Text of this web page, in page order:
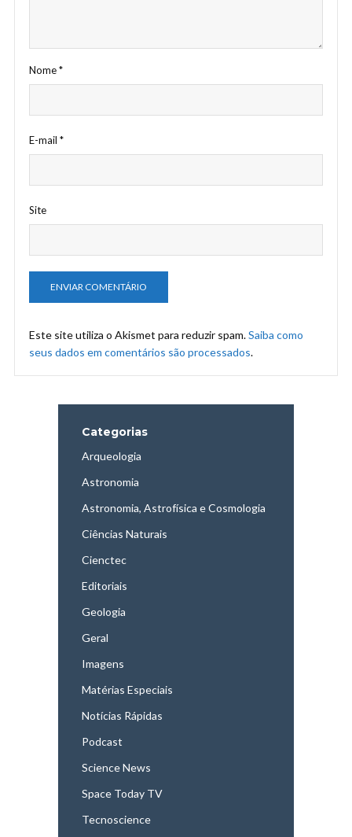
Nome*
E-mail *
Site
Este site utiliza o Akismet para reduzir spam.Saiba como
seus dados em comentários são processados.
Categorias
Arqueologia
Astronomia
Astronomia, Astrofísica e Cosmologia
Ciências Naturais
Cienctec
Editoriais
Geologia
Geral
Imagens
Matérias Especiais
Notícias Rápidas
Podcast
Science News
Space Today TV
Tecnoscience